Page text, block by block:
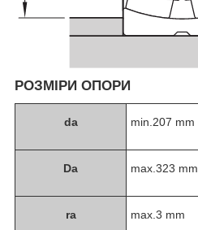
РОЗМІРИ ОПОРИ
da min.207 mm
Da max.323 mm
ra max.3 mm